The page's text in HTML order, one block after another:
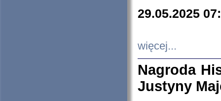
29.05.2025
więcej...
Nagroda
Justyny